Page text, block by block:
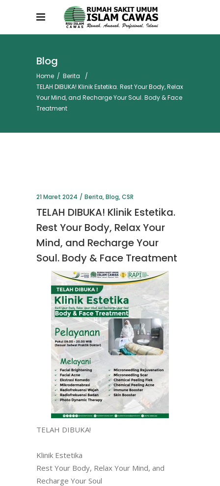
Blog
Home / Berita
/
TELAH DIBUKA! Klinik Estetika. Rest Your Body, Relax
Your Mind, and Recharge Your Soul. Body & Face
Treatment
21 Maret 2024 Berita,Blog,CSR
TELAH DIBUKA! Klinik Estetika.
Rest Your Body, Relax Your
Mind, and Recharge Your
Soul. Body & Face Treatment
TELAH DIBUKA!
Klinik Estetika
Rest Your Body, Relax Your Mind, and
Recharge Your Soul